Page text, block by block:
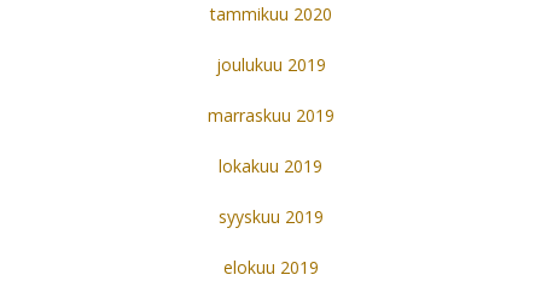
tammikuu 2020
joulukuu 2019
marraskuu 2019
lokakuu 2019
syyskuu 2019
elokuu 2019